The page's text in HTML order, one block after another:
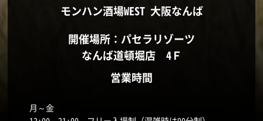
モンハン酒場WEST 大阪なんば
開催場所：パセラリゾーツ
なんば道頓堀店 4Ｆ
営業時間
月～金